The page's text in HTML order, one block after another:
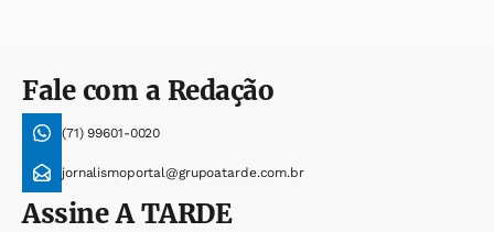
Fale com a Redação
(71) 99601-0020
jornalismoportal@grupoatarde.com.br
AssineA TARDE